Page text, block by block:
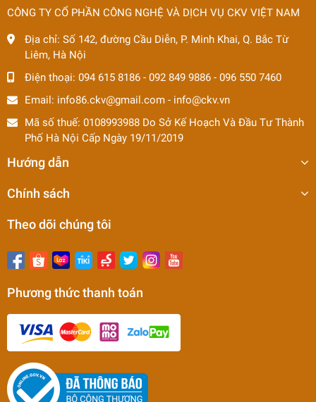
CÔNG TY CỔ PHẦN CÔNG NGHỆ VÀ DỊCH VỤ CKV VIỆT NAM
Địa chỉ: Số 142, đường Cầu Diễn, P. Minh Khai, Q. Bắc Từ
Liêm, Hà Nội
Điện thoại: 094 615 8186 - 092 849 9886 - 096 550 7460
Email: info86.ckv@gmail.com - info@ckv.vn
Mã số thuế: 0108993988 Do Sở Kế Hoạch Và Đầu Tư Thành
Phố Hà Nội Cấp Ngày 19/11/2019
Hướng dẫn
Chính sách
Theo dõi chúng tôi
Phương thức thanh toán